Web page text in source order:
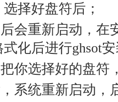
择好盘符后；
会重新启动，在
化后进行ghsot
你选择好的盘符
系统重新启动，